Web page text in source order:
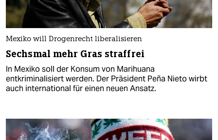
Mexiko will Drogenrecht liberalisieren
Sechsmal mehr Gras straffrei
In Mexiko soll der Konsum von Marihuana
entkriminalisiert werden. Der Präsident Peña Nieto wirbt
auch international für einen neuen Ansatz.